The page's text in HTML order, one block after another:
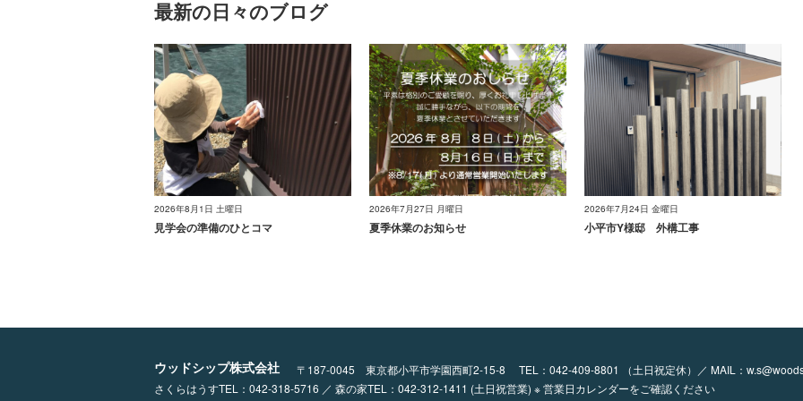
最新の日々のブログ
2026年8月1日 土曜日
見学会の準備のひとコマ
2026年7月27日 月曜日
夏季休業のお知らせ
2026年7月24日 金曜日
小平市Y様邸 外構工事
ウッドシップ株式会社 〒187-0045 東京都小平市学園西町2-15-8 TEL： 042-409-8801 （土日祝定休）／ MAIL：
さくらはうすTEL：042-318-5716 ／ 森の家TEL：042-312-1411 (土日祝営業) ※ 営業日カレンダーをご確認ください